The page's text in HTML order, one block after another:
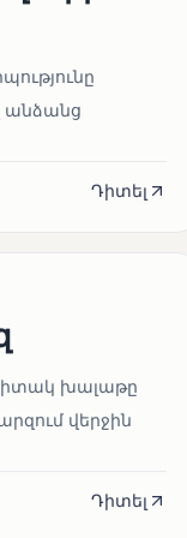
անձանց
Դիտել
խալաթը
վերջին
Դիտել